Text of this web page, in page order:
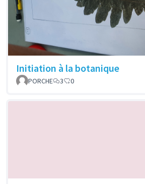
Initiation à la botanique
PORCHE
3 0